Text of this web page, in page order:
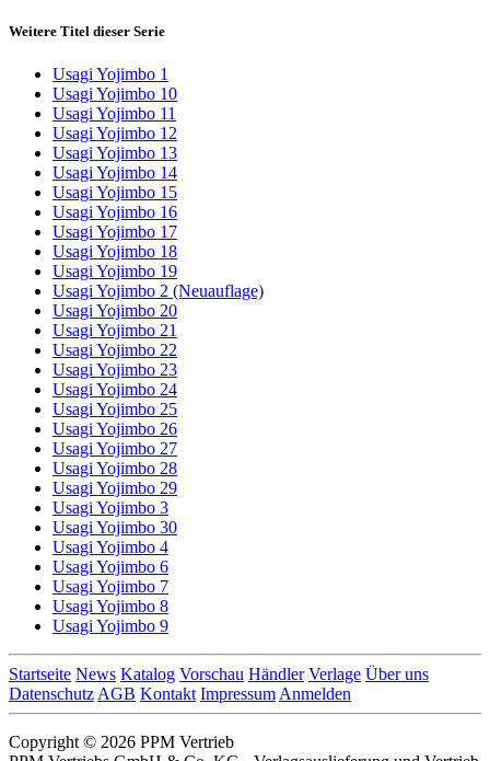
Weitere Titel dieser Serie
Usagi Yojimbo 1
Usagi Yojimbo 10
Usagi Yojimbo 11
Usagi Yojimbo 12
Usagi Yojimbo 13
Usagi Yojimbo 14
Usagi Yojimbo 15
Usagi Yojimbo 16
Usagi Yojimbo 17
Usagi Yojimbo 18
Usagi Yojimbo 19
Usagi Yojimbo 2 (Neuauflage)
Usagi Yojimbo 20
Usagi Yojimbo 21
Usagi Yojimbo 22
Usagi Yojimbo 23
Usagi Yojimbo 24
Usagi Yojimbo 25
Usagi Yojimbo 26
Usagi Yojimbo 27
Usagi Yojimbo 28
Usagi Yojimbo 29
Usagi Yojimbo 3
Usagi Yojimbo 30
Usagi Yojimbo 4
Usagi Yojimbo 6
Usagi Yojimbo 7
Usagi Yojimbo 8
Usagi Yojimbo 9
Startseite News Katalog Vorschau Händler Verlage Über uns
Datenschutz AGB Kontakt Impressum Anmelden
Copyright © 2026 PPM Vertrieb